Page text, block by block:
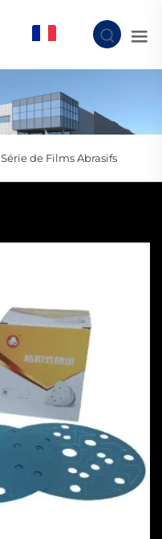
Série de Films Abrasifs